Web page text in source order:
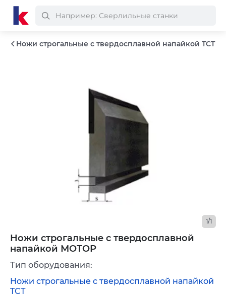
Ножи строгальные с твердосплавной напайкой TCT
Ножи строгальные c твердосплавной
напайкой МОТОР
1/1
Тип оборудования:
Ножи строгальные с твердосплавной напайкой
TCT